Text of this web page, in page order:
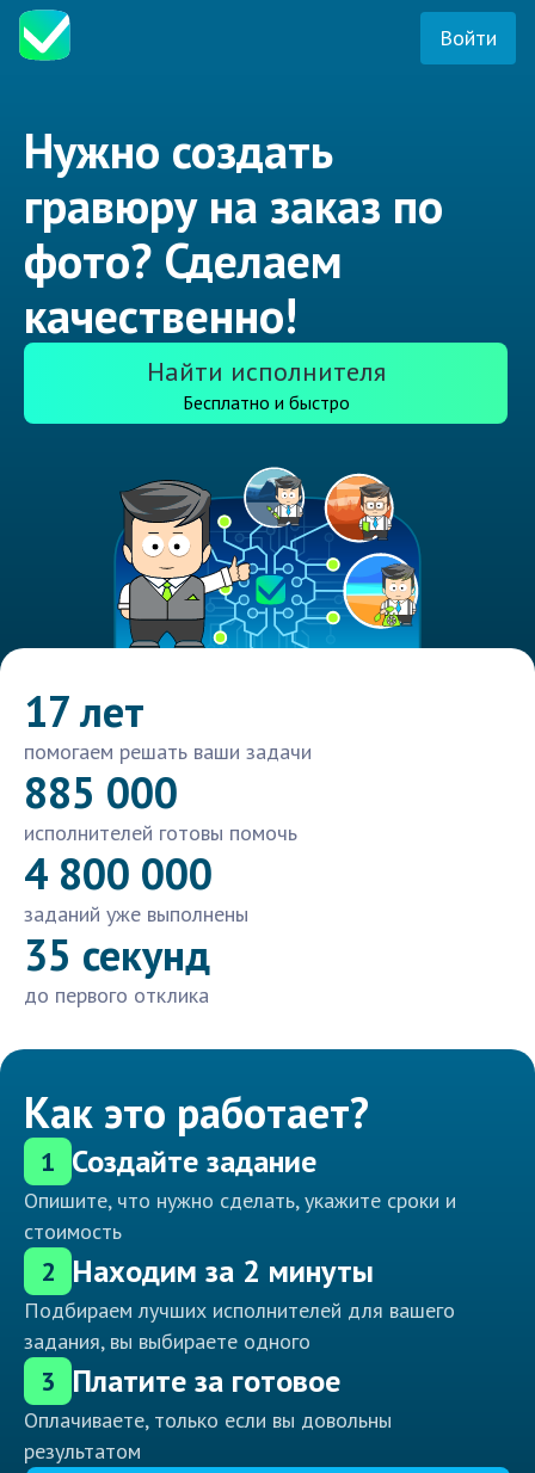
Войти
Нужно создать
гравюру на заказ по
фото? Сделаем
качественно!
Найти исполнителя
Бесплатно и быстро
17 лет
помогаем решать ваши задачи
885 000
исполнителей готовы помочь
4 800 000
заданий уже выполнены
35 секунд
до первого отклика
Как это работает?
1 Создайте задание
Опишите, что нужно сделать, укажите сроки и
стоимость
2 Находим за 2 минуты
Подбираем лучших исполнителей для вашего
задания, вы выбираете одного
3 Платите за готовое
Оплачиваете, только если вы довольны
результатом